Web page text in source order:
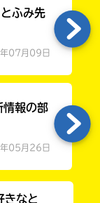
ふみ先
07月09日
報の部
05月26日
きなと